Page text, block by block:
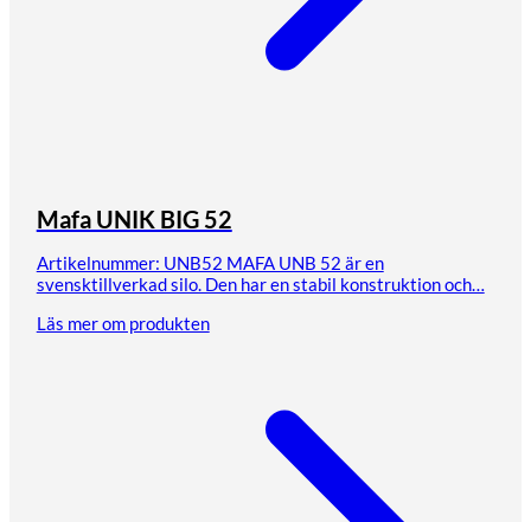
Mafa UNIK BIG 52
Artikelnummer: UNB52 MAFA UNB 52 är en
svensktillverkad silo. Den har en stabil konstruktion och…
Läs mer om produkten